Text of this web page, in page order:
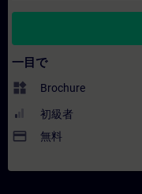
一目で
widgets Brochure
初級者
payment 無料